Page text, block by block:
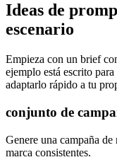
Ideas de
escenario
Empieza con un brief
ejemplo está escrito
adaptarlo rápido a tu
conjunto de
Genere una campaña
marca consistentes.